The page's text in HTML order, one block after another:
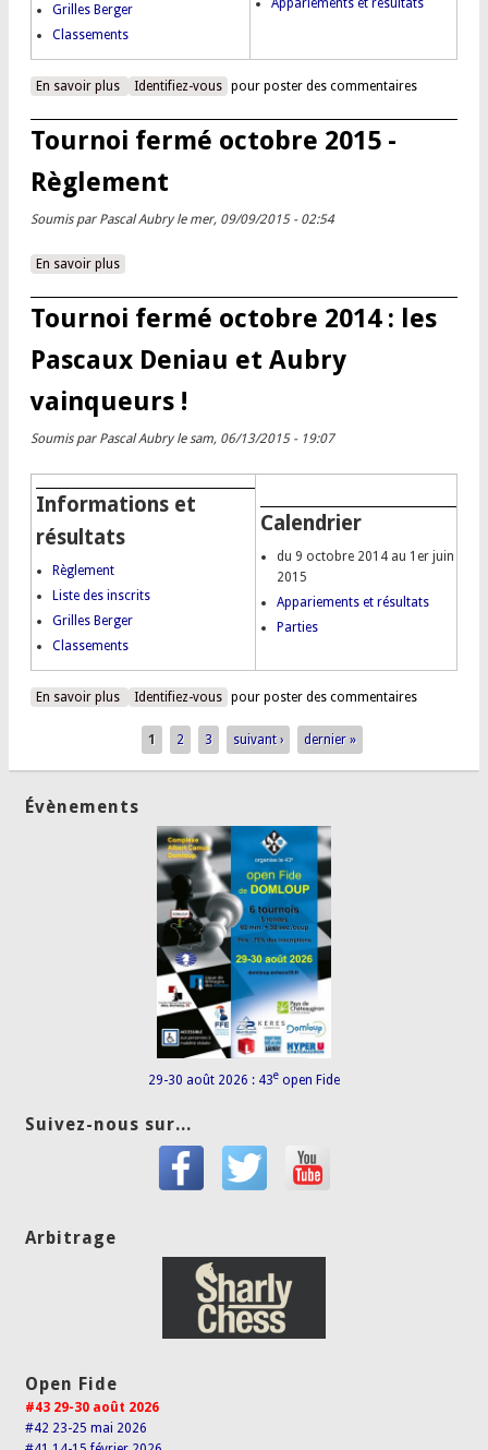
Grilles Berger
Classements
En savoir plus à propos de Tournoi fermé octobre 2015
Identifiez-vous pour poster des commentaires
Tournoi fermé octobre 2015 -
Règlement
Soumis par Pascal Aubryle mer, 09/09/2015 - 02:54
En savoir plusà propos de Tournoi fermé octobre 2015 - Règlement
Tournoi fermé octobre 2014 : les
Pascaux Deniau et Aubry
vainqueurs !
Soumis par Pascal Aubryle sam, 06/13/2015 - 19:07
Informations et
résultats
Règlement
Liste des inscrits
Grilles Berger
Classements
Calendrier
du 9 octobre 2014 au 1er juin
2015
Appariements et résultats
Parties
En savoir plus
à propos de Tournoi fermé octobre 2014 : les Pascaux
Identifiez-vous pour poster des commentaires
1 2 3 suivant › dernier »
Évènements
29-30 août 2026 : 43e open Fide
Suivez-nous sur...
Arbitrage
Open Fide
#43 29-30 août 2026
#42 23-25 mai 2026